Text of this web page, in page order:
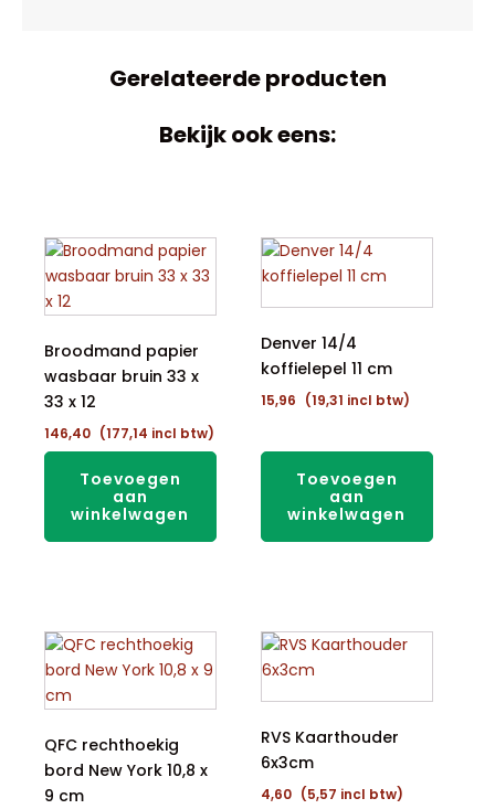
Gerelateerde producten
Bekijk ook eens:
Broodmand papier
wasbaar bruin 33 x
33 x 12
146,40 (177,14 incl btw)
Toevoegen
aan
winkelwagen
Denver 14/4
koffielepel 11 cm
15,96 (19,31 incl btw)
Toevoegen
aan
winkelwagen
QFC rechthoekig
bord New York 10,8 x
9 cm
RVS Kaarthouder
6x3cm
4,60 (5,57 incl btw)